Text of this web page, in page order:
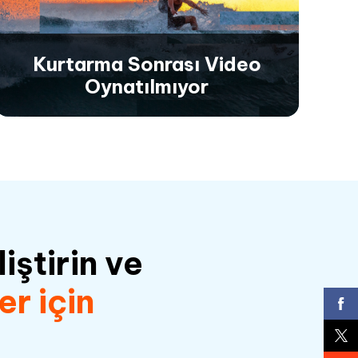
onararak medya dosyalarınıza kolay erişim ve
sorunsuz oynatma sağlar.
Kurtarma Sonrası Video
Oynatılmıyor
bütünlüklerini koruyarak ve orijinal hallerine
geri getirerek onarın.
ve
için